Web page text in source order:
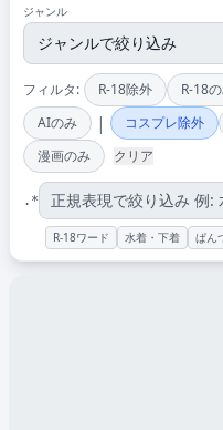
ジャンル
フィルタ: R-18除外 R-18
AIのみ
| コスプレ除外
漫画のみ
クリア
.*
R-18ワード 水着・下着 ぱん